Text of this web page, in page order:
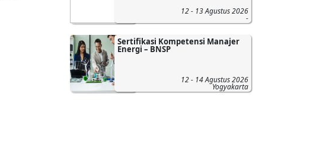
12 - 13 Agustus 2026
-
Sertifikasi Kompetensi Manajer
Energi – BNSP
12 - 14 Agustus 2026
Yogyakarta